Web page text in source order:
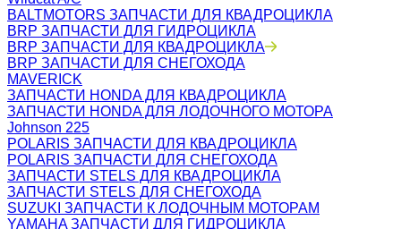
BALTMOTORS ЗАПЧАСТИ ДЛЯ КВАДРОЦИКЛА
BRP ЗАПЧАСТИ ДЛЯ ГИДРОЦИКЛА
BRP ЗАПЧАСТИ ДЛЯ КВАДРОЦИКЛА
BRP ЗАПЧАСТИ ДЛЯ СНЕГОХОДА
MAVERICK
ЗАПЧАСТИ HONDA ДЛЯ КВАДРОЦИКЛА
ЗАПЧАСТИ HONDA ДЛЯ ЛОДОЧНОГО МОТОРА
Johnson 225
POLARIS ЗАПЧАСТИ ДЛЯ КВАДРОЦИКЛА
POLARIS ЗАПЧАСТИ ДЛЯ СНЕГОХОДА
ЗАПЧАСТИ STELS ДЛЯ КВАДРОЦИКЛА
ЗАПЧАСТИ STELS ДЛЯ СНЕГОХОДА
SUZUKI ЗАПЧАСТИ К ЛОДОЧНЫМ МОТОРАМ
YAMAHA ЗАПЧАСТИ ДЛЯ ГИДРОЦИКЛА